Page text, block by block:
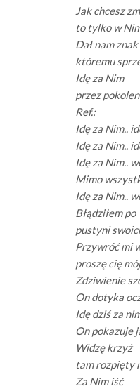
Jak chcesz
to tylko w
Dał nam znak
któremu
Idę za Nim
przez
Ref.:
Idę za Nim..
Idę za Nim..
Idę za Nim..
Mimo
Idę za Nim..
Błądziłem po
pustyni
Przywróć mi
proszę cię
Zdziwienie
On dotyka
Idę dziś za
On pokazuje
Widzę krzyż
tam rozpięty
Za Nim iść